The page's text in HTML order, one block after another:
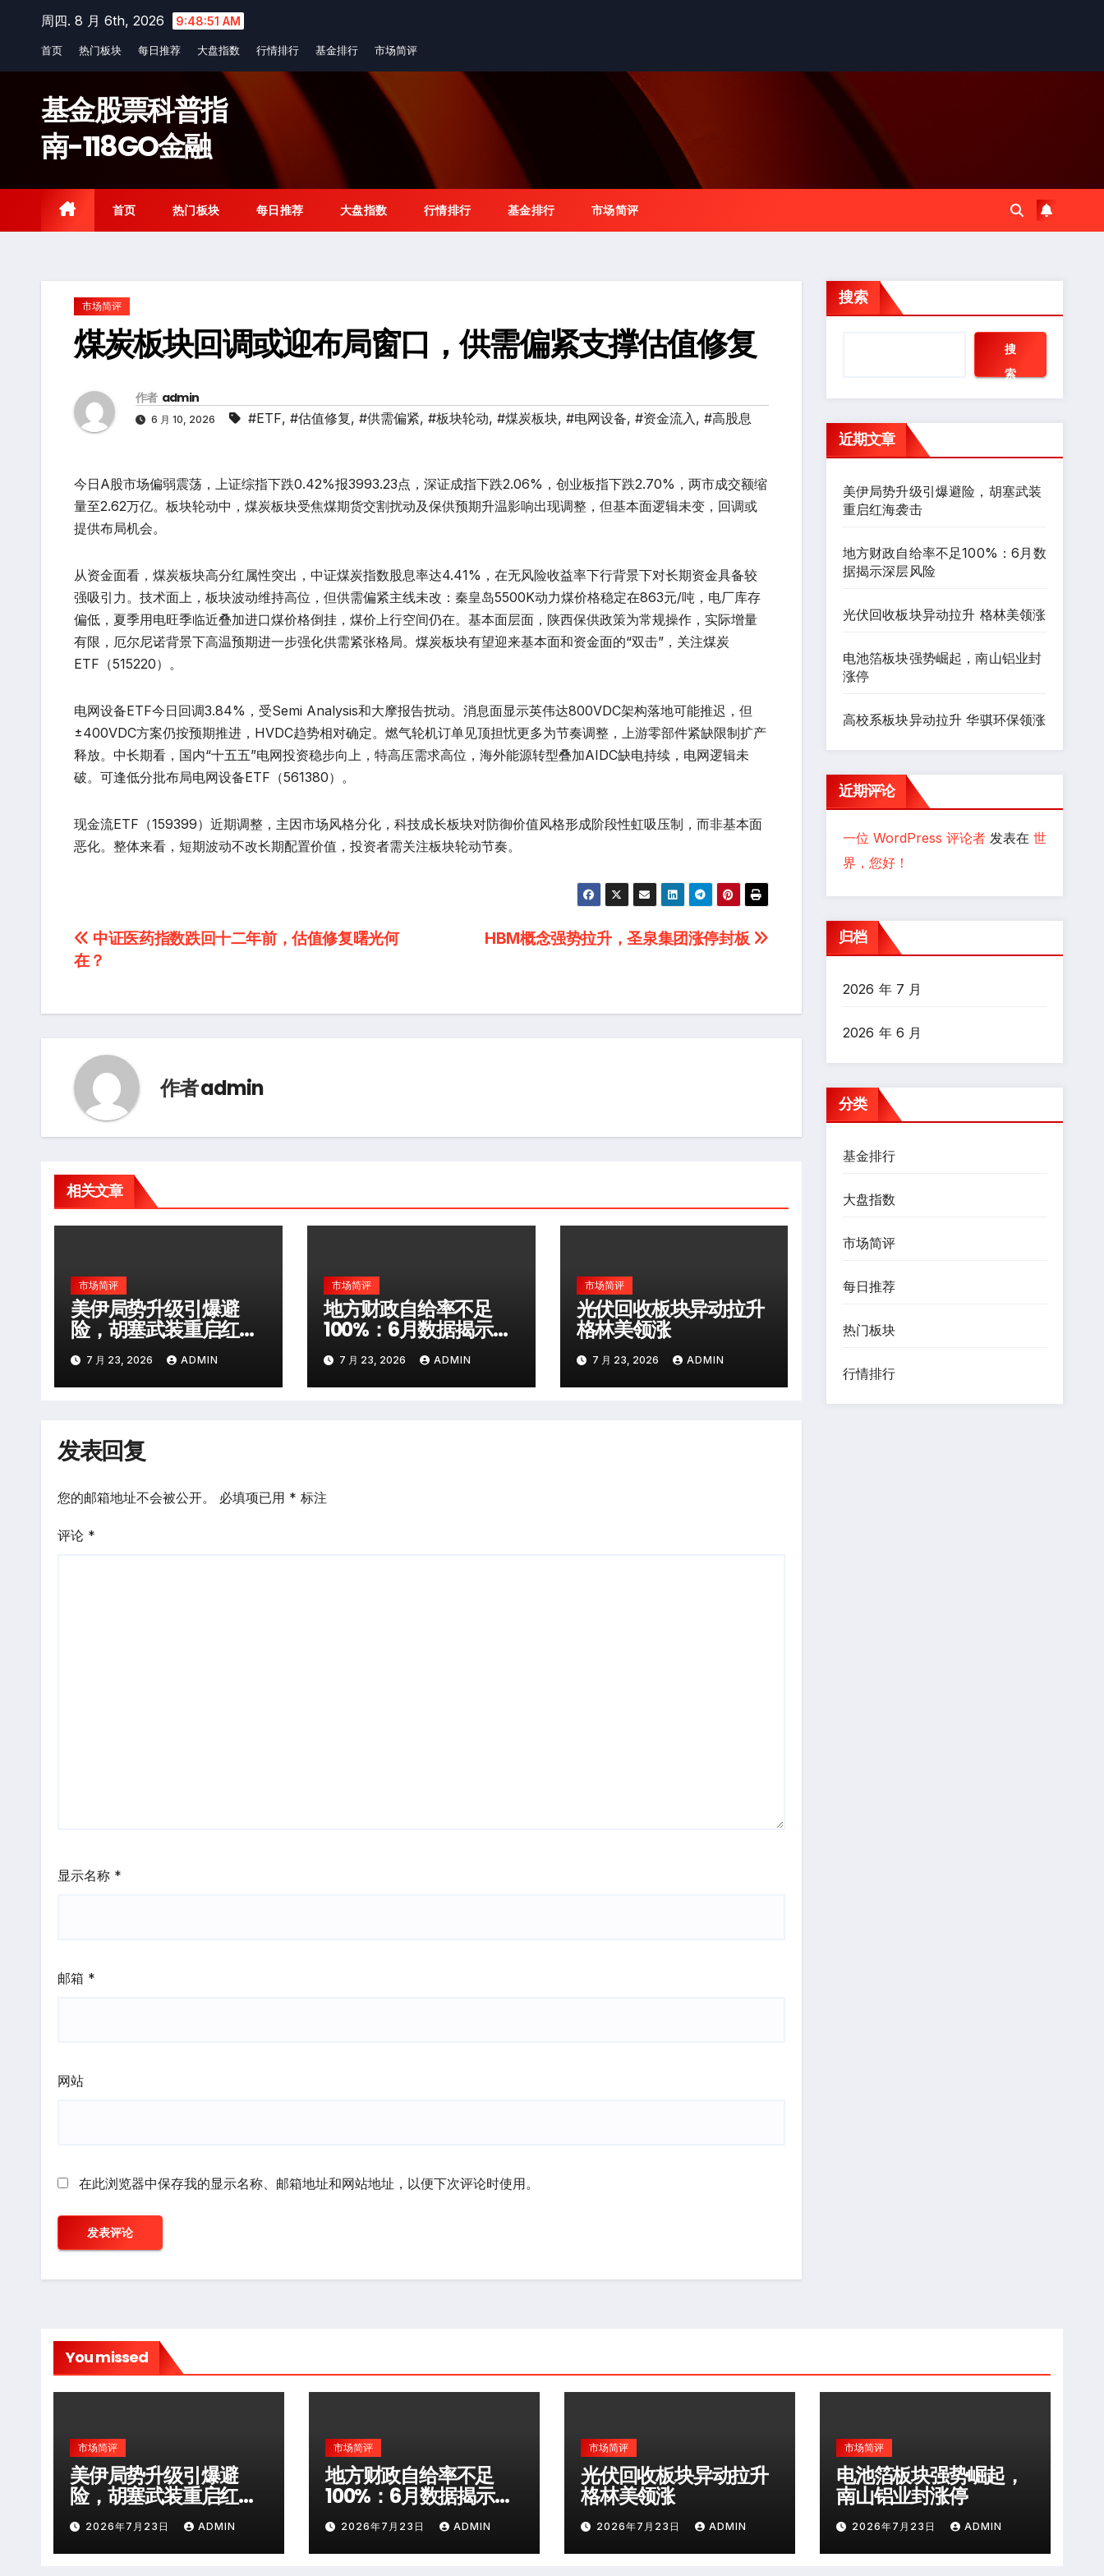
content
周四. 8 月 6th, 2026 9:48:52 AM
首页 热门板块 每日推荐 大盘指数 行情排行 基金排行 市场简评
基金股票科普指
南-118GO金融
首页 热门板块 每日推荐 大盘指数 行情排行 基金排行 市场简评
市场简评
煤炭板块回调或迎布局窗口，供需偏紧支撑估值修复
作者 admin
6 月 10, 2026 #ETF, #估值修复, #供需偏紧, #板块轮动, #煤炭板块, #电网设备, #资金流入, #高股息
今日A股市场偏弱震荡，上证综指下跌0.42%报3993.23点，深证成指下跌2.06%，创业板指下跌2.70%，两市成交额缩
量至2.62万亿。板块轮动中，煤炭板块受焦煤期货交割扰动及保供预期升温影响出现调整，但基本面逻辑未变，回调或
提供布局机会。
从资金面看，煤炭板块高分红属性突出，中证煤炭指数股息率达4.41%，在无风险收益率下行背景下对长期资金具备较
强吸引力。技术面上，板块波动维持高位，但供需偏紧主线未改：秦皇岛5500K动力煤价格稳定在863元/吨，电厂库存
偏低，夏季用电旺季临近叠加进口煤价格倒挂，煤价上行空间仍在。基本面层面，陕西保供政策为常规操作，实际增量
有限，厄尔尼诺背景下高温预期进一步强化供需紧张格局。煤炭板块有望迎来基本面和资金面的“双击”，关注煤炭
ETF（515220）。
电网设备ETF今日回调3.84%，受Semi Analysis和大摩报告扰动。消息面显示英伟达800VDC架构落地可能推迟，但
±400VDC方案仍按预期推进，HVDC趋势相对确定。燃气轮机订单见顶担忧更多为节奏调整，上游零部件紧缺限制扩产
释放。中长期看，国内“十五五”电网投资稳步向上，特高压需求高位，海外能源转型叠加AIDC缺电持续，电网逻辑未
破。可逢低分批布局电网设备ETF（561380）。
现金流ETF（159399）近期调整，主因市场风格分化，科技成长板块对防御价值风格形成阶段性虹吸压制，而非基本面
恶化。整体来看，短期波动不改长期配置价值，投资者需关注板块轮动节奏。
文
章
导
航
HBM概念强势拉升，圣泉集团涨停封板
中证医药指数跌回十二年前，估值修复曙光何
在？
作者admin
相关文章
市场简评
美伊局势升级引爆避
险，胡塞武装重启红海
袭击7 月 23, 2026 ADMIN
市场简评
地方财政自给率不足
100%：6月数据揭示深
层风险
7 月 23, 2026 ADMIN
市场简评
光伏回收板块异动拉升
格林美领涨
7 月 23, 2026 ADMIN
发表回复
您的邮箱地址不会被公开。 必填项已用 * 标注
评论 *
显示名称 *
邮箱 *
网站
在此浏览器中保存我的显示名称、邮箱地址和网站地址，以便下次评论时使用。
搜索
搜
索
近期文章
美伊局势升级引爆避险，胡塞武装
重启红海袭击
地方财政自给率不足100%：6月数
据揭示深层风险
光伏回收板块异动拉升 格林美领涨
电池箔板块强势崛起，南山铝业封
涨停
高校系板块异动拉升 华骐环保领涨
近期评论
一位 WordPress 评论者发表在 世
界，您好！
归档
2026 年 7 月
2026 年 6 月
分类
基金排行
大盘指数
市场简评
每日推荐
热门板块
行情排行
You missed
市场简评
美伊局势升级引爆避
险，胡塞武装重启红海
袭击
2026年7月23日 ADMIN
市场简评
地方财政自给率不足
100%：6月数据揭示深
层风险
2026年7月23日 ADMIN
市场简评
光伏回收板块异动拉升
格林美领涨
2026年7月23日 ADMIN
市场简评
电池箔板块强势崛起，
南山铝业封涨停
2026年7月23日 ADMIN